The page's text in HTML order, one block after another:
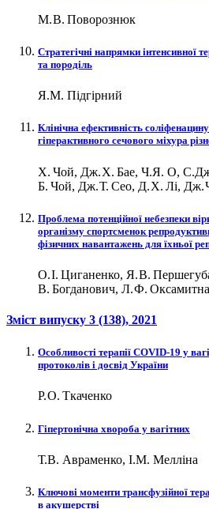
М. В. Поворознюк
Стратегічні напрямки інтенсивної
та породіль
Я.М. Підгірний
Клінічна ефективність
гіперактивного сечового міхура
Х. Чой, Дж. Х. Бае, Ч.Я. О,
Б. Чой, Дж. Т. Сео, Д. Х. Лі, Дж.
Проблема потенційної небезпеки
організму спортсменок
фізичних навантажень для їхньої
О. І. Циганенко, Я. В.
В. Богданович, Л. Ф. Оксамитна
Зміст випуску 3 (138), 2021
Особливості терапії COVID‑19 у
протоколів і досвід України
Р. О. Ткаченко
Гіпертонічна хвороба у вагітних
Т.В. Авраменко, І.М. Мелліна
Ключові моменти трансфузійної
в акушерстві